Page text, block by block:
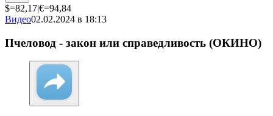
$=82,17|€=94,84
Видео02.02.2024 в 18:13
Пчеловод - закон или справедливость (ОКИНО)